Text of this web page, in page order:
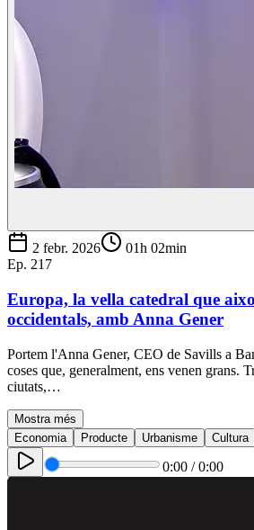
2 febr. 2026
01h 02min
Ep. 217
Europa, la vella catedral que
occidentals, amb Anna Gener
Portem l'Anna Gener, CEO de Savills a
coses que, generalment, ens venen grans.
ciutats,…
Mostra més
Economia
Producte Urbanisme Cultura
0:00 /0:00